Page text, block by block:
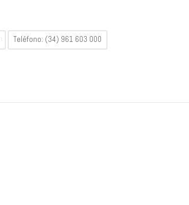
Teléfono: (34) 961 603 000